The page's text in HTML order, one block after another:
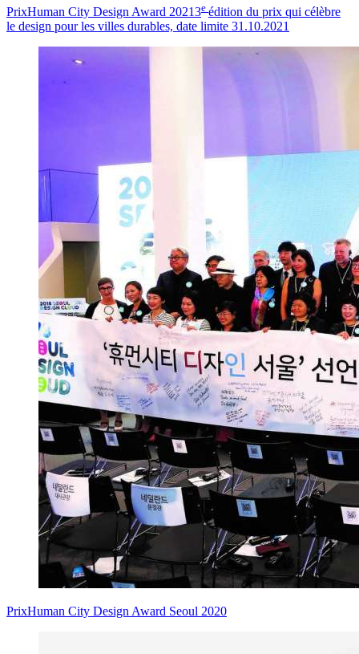
PrixHuman City Design Award 20213e édition du prix qui célèbre
le design pour les villes durables, date limite 31.10.2021
PrixHuman City Design Award Seoul 2020